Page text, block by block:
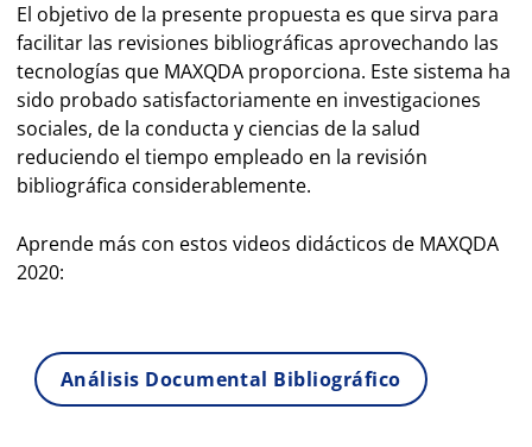
El objetivo de la presente propuesta es que sirva para
facilitar las revisiones bibliográficas aprovechando las
tecnologías que MAXQDA proporciona. Este sistema ha
sido probado satisfactoriamente en investigaciones
sociales, de la conducta y ciencias de la salud
reduciendo el tiempo empleado en la revisión
bibliográfica considerablemente.
Aprende más con estos videos didácticos de MAXQDA
2020:
Análisis Documental Bibliográfico